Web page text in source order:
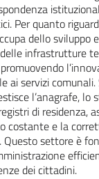
Per quanto
dello sviluppo
infrastrutture
ai servizi
l’anagrafe, lo
di residenza,
costante e la
Questo settore è
dei cittadini.